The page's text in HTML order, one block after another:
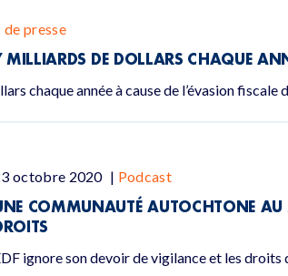
de presse
MILLIARDS DE DOLLARS CHAQUE
chaque année à cause de l’évasion fiscale
octobre 2020 | Podcast
COMMUNAUTÉ AUTOCHTONE AU
ignore son devoir de vigilance et les